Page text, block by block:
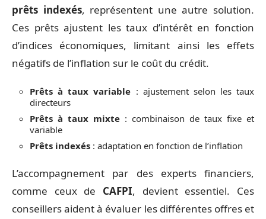
prêts indexés, représentent une autre solution.
Ces prêts ajustent les taux d’intérêt en fonction
d’indices économiques, limitant ainsi les effets
négatifs de l’inflation sur le coût du crédit.
Prêts à taux variable : ajustement selon les taux
directeurs
Prêts à taux mixte : combinaison de taux fixe et
variable
Prêts indexés : adaptation en fonction de l’inflation
L’accompagnement par des experts financiers,
comme ceux de CAFPI, devient essentiel. Ces
conseillers aident à évaluer les différentes offres et